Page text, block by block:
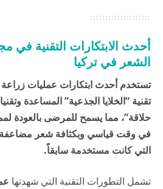
أحدث الابتكارات التقنية في
الشعر في تركيا
تستخدم أحدث ابتكارات عمليات زراعة
تقنية “الخلايا الجذعية” المساعدة
حلاقة”، مما يسمح للمرضى بالعودة
في وقت قياسي وبكثافة شعر مضاعفة
التي كانت مستخدمة سابقاً.
تشمل التطورات التقنية التي شهدتها